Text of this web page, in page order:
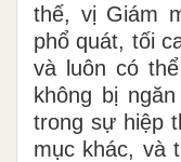
thế, vị Giám
phổ quát, tối
và luôn có
không bị ngăn
trong sự hiệp
mục khác, và